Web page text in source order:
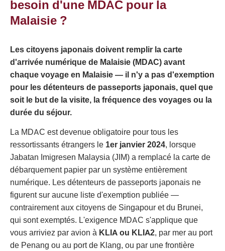
besoin d'une MDAC pour la
Malaisie ?
Les citoyens japonais doivent remplir la carte
d'arrivée numérique de Malaisie (MDAC) avant
chaque voyage en Malaisie — il n'y a pas d'exemption
pour les détenteurs de passeports japonais, quel que
soit le but de la visite, la fréquence des voyages ou la
durée du séjour.
La MDAC est devenue obligatoire pour tous les
ressortissants étrangers le 1er janvier 2024, lorsque
Jabatan Imigresen Malaysia (JIM) a remplacé la carte de
débarquement papier par un système entièrement
numérique. Les détenteurs de passeports japonais ne
figurent sur aucune liste d'exemption publiée —
contrairement aux citoyens de Singapour et du Brunei,
qui sont exemptés. L'exigence MDAC s'applique que
vous arriviez par avion à KLIA ou KLIA2, par mer au port
de Penang ou au port de Klang, ou par une frontière